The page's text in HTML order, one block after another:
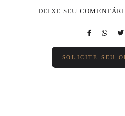
DEIXE SEU
SOLICITE SEU